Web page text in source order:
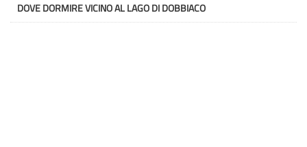
DOVE DORMIRE VICINO AL LAGO DI DOBBIACO